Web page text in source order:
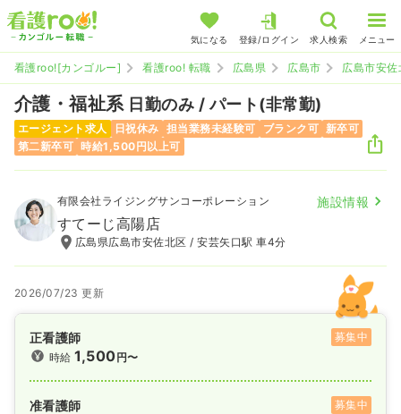
気になる 登録/ログイン 求人検索 メニュー
看護roo![カンゴルー] 看護roo! 転職 広島県 広島市 広島市安佐
介護・福祉系 日勤のみ / パート(非常勤)
エージェント求人 日祝休み 担当業務未経験可 ブランク可 新卒可
第二新卒可 時給1,500円以上可
有限会社ライジングサンコーポレーション 施設情報
すてーじ高陽店
広島県広島市安佐北区 / 安芸矢口駅 車4分
2026/07/23 更新
正看護師
募集中
時給1,500円〜
准看護師
募集中